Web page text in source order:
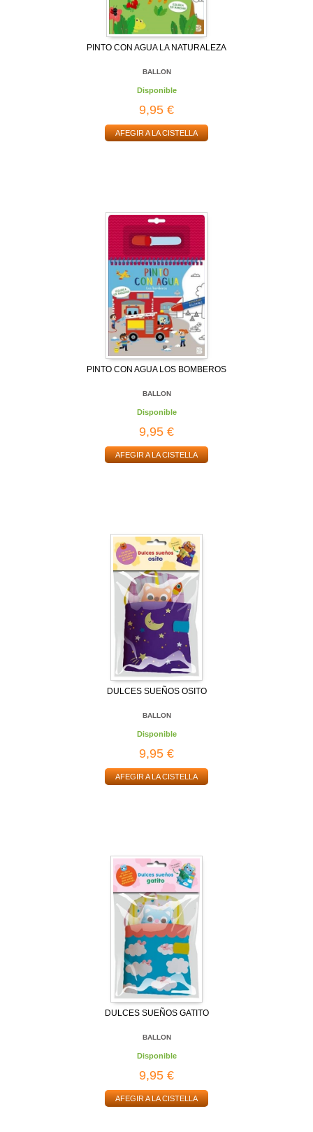
PINTO CON AGUA LA NATURALEZA
BALLON
Disponible
9,95 €
AFEGIR A LA CISTELLA
PINTO CON AGUA LOS BOMBEROS
BALLON
Disponible
9,95 €
AFEGIR A LA CISTELLA
DULCES SUEÑOS OSITO
BALLON
Disponible
9,95 €
AFEGIR A LA CISTELLA
DULCES SUEÑOS GATITO
BALLON
Disponible
9,95 €
AFEGIR A LA CISTELLA